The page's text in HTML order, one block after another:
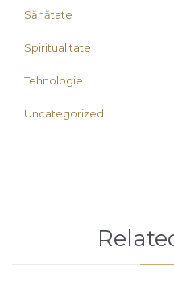
Sănătate
Spiritualitate
Tehnologie
Uncategorized